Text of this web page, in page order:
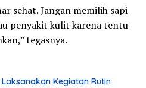
sehat. Jangan memilih sapi
penyakit kulit karena tentu
tegasnya.
Laksanakan Kegiatan Rutin